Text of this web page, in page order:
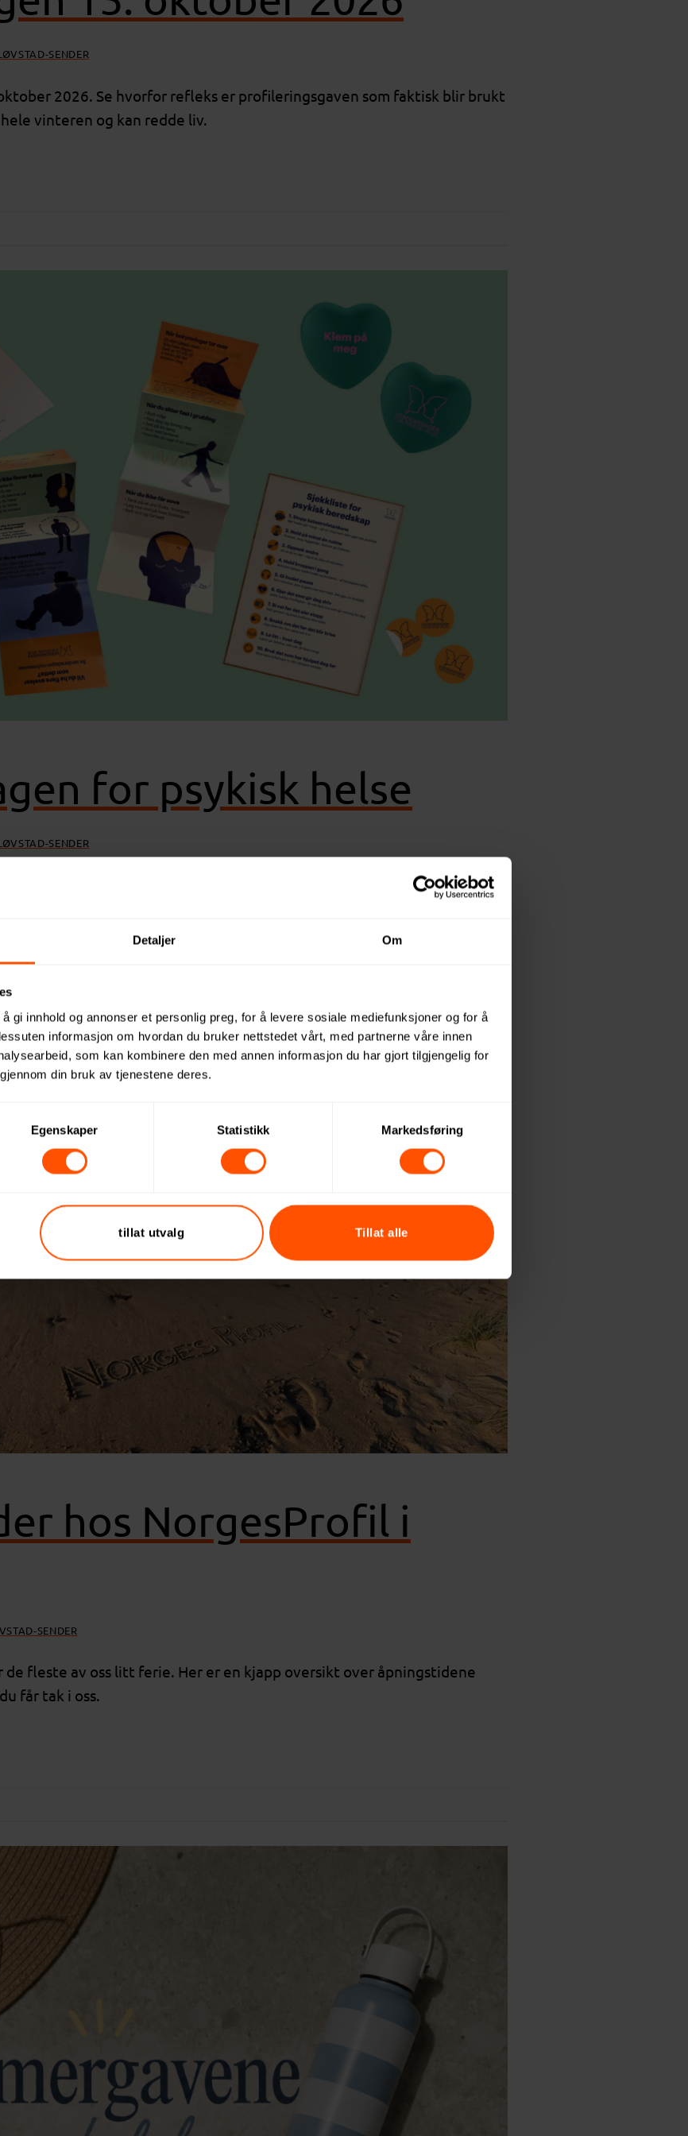
Detaljer Om
gi innhold og annonser et personlig preg, for å levere sosiale mediefunksjoner og for å
informasjon om hvordan du bruker nettstedet vårt, med partnerne våre innen
som kan kombinere den med annen informasjon du har gjort tilgjengelig for
din bruk av tjenestene deres.
Egenskaper Statistikk Markedsføring
tillat utvalg Tillat alle
SENDER
2026. Se hvorfor refleks er profileringsgaven som faktisk blir brukt
vinteren og kan redde liv.
for psykisk helse
SENDER
markeres 10. oktober, og årets tema er «Tillit er beredskap».
hos NorgesProfil i
SENDER
de fleste av oss litt ferie. Her er en kjapp oversikt over åpningstidene
får tak i oss.